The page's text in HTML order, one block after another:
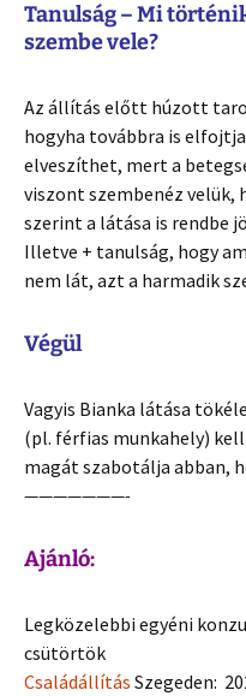
Tanulság – Mi
szembe vele?
Az állítás előtt húzott
hogyha továbbra is
elveszíthet, mert a
viszont szembenéz velük,
szerint a látása is rendbe
Illetve + tanulság, hogy
nem lát, azt a harmadik
Végül
Vagyis Bianka látása
(pl. férfias munkahely)
magát szabotálja abban,
———————-
Ajánló:
Legközelebbi egyéni
csütörtök
Családállítás Szegeden: